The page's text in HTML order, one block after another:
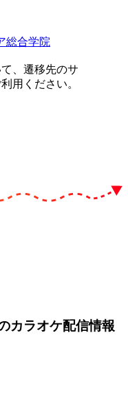
総合学院
、遷移先のサ
用ください。
カラオケ配信情報